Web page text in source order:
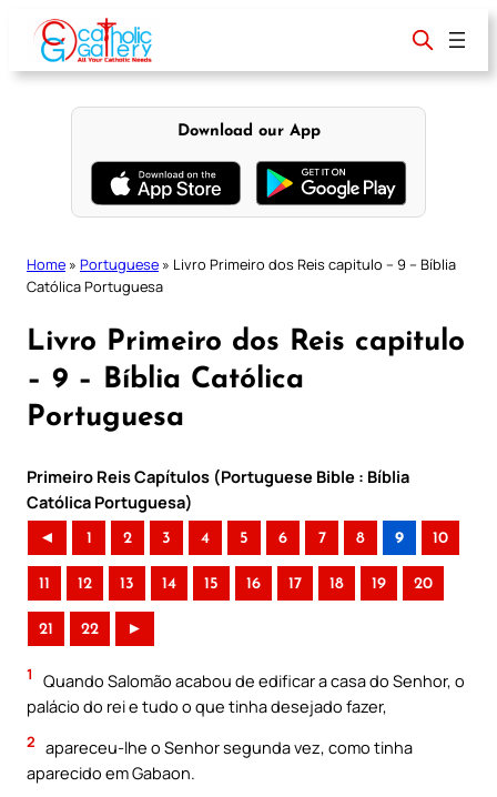
content
Download our App
Home » Portuguese » Livro Primeiro dos Reis capitulo – 9 – Bíblia
Católica Portuguesa
Livro Primeiro dos Reis capitulo
– 9 – Bíblia Católica
Portuguesa
Primeiro Reis Capítulos (Portuguese Bible : Bíblia
Católica Portuguesa)
◄ 1 2 3 4 5 6 7 8 9 10
11 12 13 14 15 16 17 18 19 20
21 22 ►
1
Quando Salomão acabou de edificar a casa do Senhor, o
palácio do rei e tudo o que tinha desejado fazer,
2 apareceu-lhe o Senhor segunda vez, como tinha
aparecido em Gabaon.